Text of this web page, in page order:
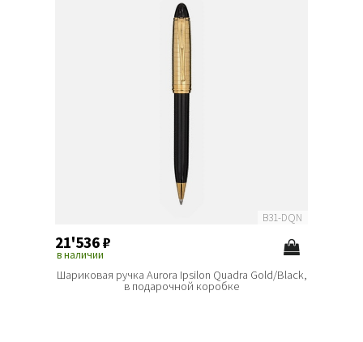
B31-DQN
21'536₽
в наличии
Шариковая ручка Aurora Ipsilon Quadra Gold/Black,
в подарочной коробке